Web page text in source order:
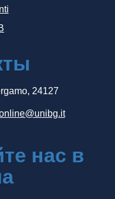
24127
нас в